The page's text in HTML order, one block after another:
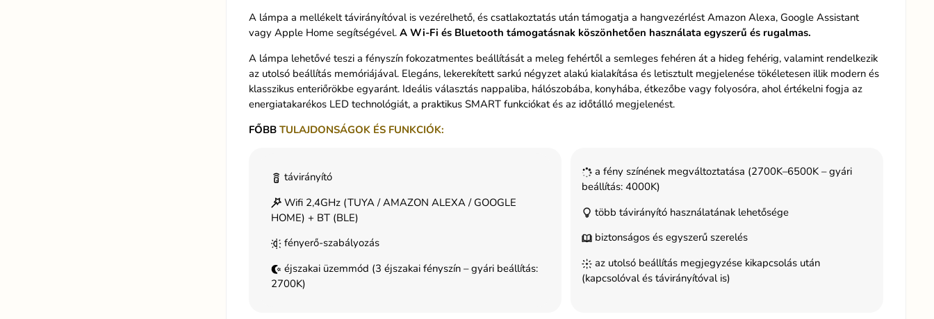
A lámpa a mellékelt távirányítóval is vezérelhető, és csatlakoztatás után támogatja a hangvezérlést Amazon Alexa, Google Assistant
vagy Apple Home segítségével. A Wi-Fi és Bluetooth támogatásnak köszönhetően használata egyszerű és rugalmas.
A lámpa lehetővé teszi a fényszín fokozatmentes beállítását a meleg fehértől a semleges fehéren át a hideg fehérig, valamint rendelkezik
az utolsó beállítás memóriájával. Elegáns, lekerekített sarkú négyzet alakú kialakítása és letisztult megjelenése tökéletesen illik modern és
klasszikus enteriőrökbe egyaránt. Ideális választás nappaliba, hálószobába, konyhába, étkezőbe vagy folyosóra, ahol értékelni fogja az
energiatakarékos LED technológiát, a praktikus SMART funkciókat és az időtálló megjelenést.
FŐBBTULAJDONSÁGOK ÉS FUNKCIÓK:
távirányító
Wifi 2,4GHz (TUYA / AMAZON ALEXA / GOOGLE
HOME) + BT (BLE)
fényerő-szabályozás
éjszakai üzemmód (3 éjszakai fényszín – gyári beállítás:
2700K)
a fény színének megváltoztatása (2700K–6500K – gyári
beállítás: 4000K)
több távirányító használatának lehetősége
biztonságos és egyszerű szerelés
az utolsó beállítás megjegyzése kikapcsolás után
(kapcsolóval és távirányítóval is)